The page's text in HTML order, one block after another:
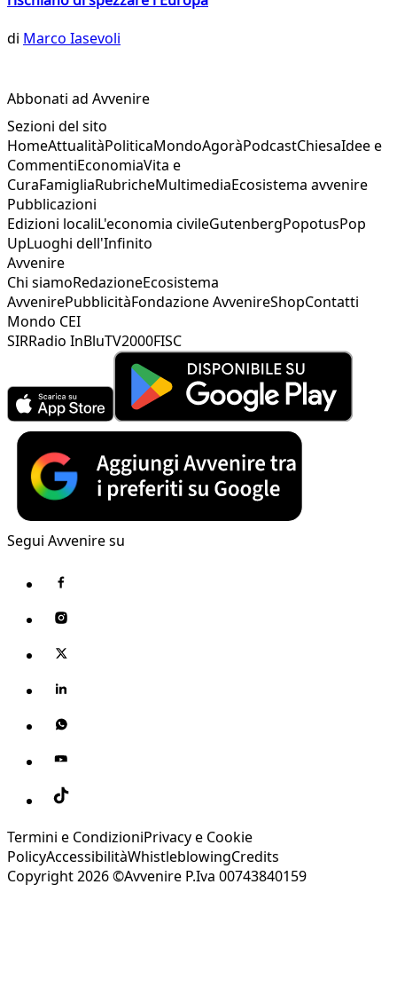
di Marco Iasevoli
Abbonati ad Avvenire
Sezioni del sito
HomeAttualitàPoliticaMondoAgoràPodcastChiesaIdee e
CommentiEconomiaVita e
CuraFamigliaRubricheMultimediaEcosistema avvenire
Pubblicazioni
Edizioni localiL'economia civileGutenbergPopotusPop
UpLuoghi dell'Infinito
Avvenire
Chi siamoRedazioneEcosistema
AvvenirePubblicitàFondazione AvvenireShopContatti
Mondo CEI
SIRRadio InBluTV2000FISC
Segui Avvenire su
Termini e CondizioniPrivacy e Cookie
PolicyAccessibilitàWhistleblowingCredits
Copyright 2026 ©Avvenire P.Iva 00743840159